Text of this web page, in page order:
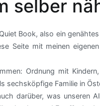
selber
Book, also ein genähtes
Seite mit meinen eigenen
Ordnung mit Kindern,
sechsköpfige Familie in
darüber, was unseren